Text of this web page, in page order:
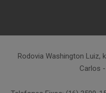
Rodovia Washington Luiz,
Carlos